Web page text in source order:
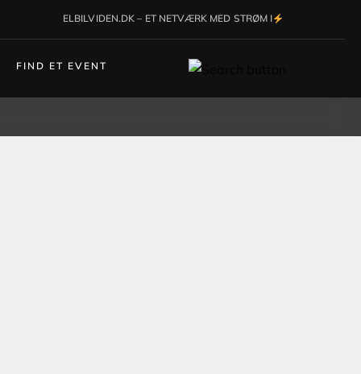
ELBILVIDEN.DK – ET NETVÆRK MED STRØM I
FIND ET EVENT